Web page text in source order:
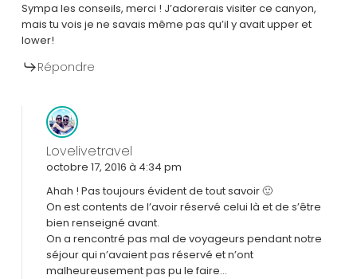
Sympa les conseils, merci ! J’adorerais visiter ce canyon,
mais tu vois je ne savais même pas qu’il y avait upper et
lower!
Répondre
Lovelivetravel
octobre 17, 2016 à 4:34 pm
Ahah ! Pas toujours évident de tout savoir 🙂
On est contents de l’avoir réservé celui là et de s’être
bien renseigné avant.
On a rencontré pas mal de voyageurs pendant notre
séjour qui n’avaient pas réservé et n’ont
malheureusement pas pu le faire…